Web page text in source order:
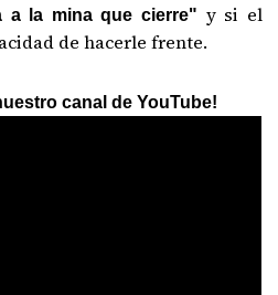
a la mina que cierre" y si el
de hacerle frente.
canal de YouTube!